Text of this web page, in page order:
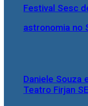
Festival Sesc
astronomia no
Daniele Souza
Teatro Firjan